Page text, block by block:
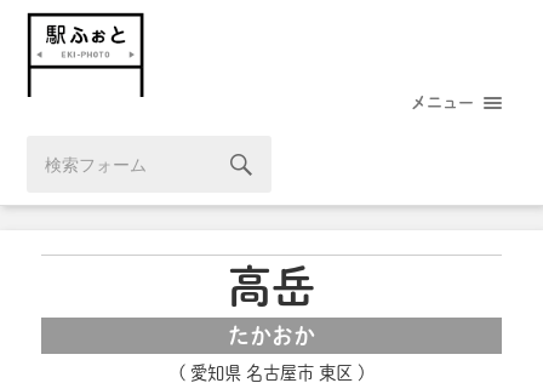
メニュー
高岳
たかおか
愛知県 名古屋市 東区